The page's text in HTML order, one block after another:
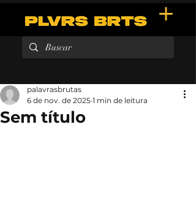
Sem título
palavrasbrutas
6 de nov. de 2025 1 min de leitura